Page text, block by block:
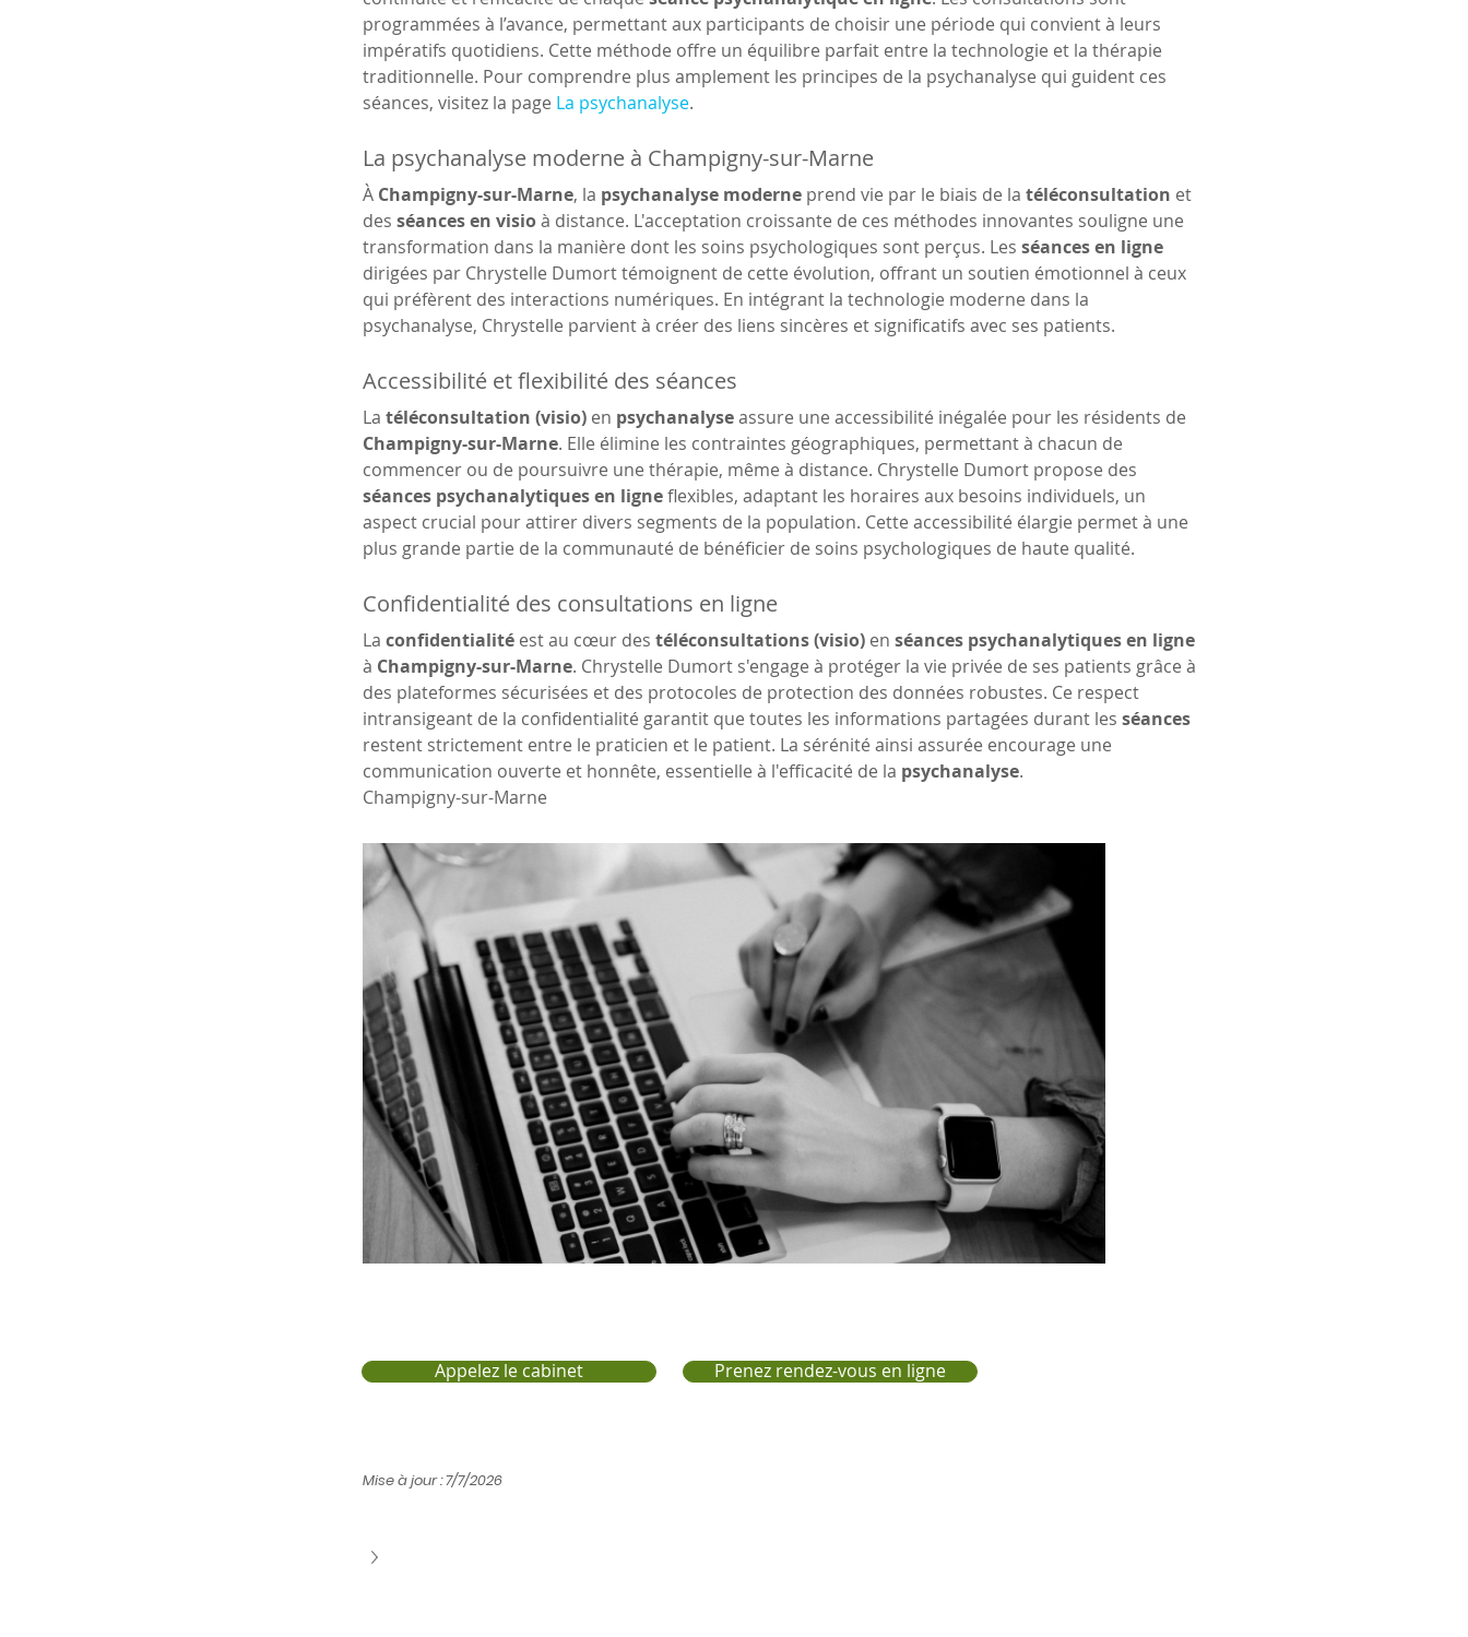
programmées à l’avance, permettant aux participants de choisir une période qui convient à leurs
impératifs quotidiens. Cette méthode offre un équilibre parfait entre la technologie et la thérapie
traditionnelle. Pour comprendre plus amplement les principes de la psychanalyse qui guident ces
séances, visitez la page La psychanalyse.
La psychanalyse moderne à Champigny-sur-Marne
À Champigny-sur-Marne, la psychanalyse moderne prend vie par le biais de la téléconsultation et
des séances en visio à distance. L'acceptation croissante de ces méthodes innovantes souligne une
transformation dans la manière dont les soins psychologiques sont perçus. Les séances en ligne
dirigées par Chrystelle Dumort témoignent de cette évolution, offrant un soutien émotionnel à ceux
qui préfèrent des interactions numériques. En intégrant la technologie moderne dans la
psychanalyse, Chrystelle parvient à créer des liens sincères et significatifs avec ses patients.
Accessibilité et flexibilité des séances
La téléconsultation (visio) en psychanalyse assure une accessibilité inégalée pour les résidents de
Champigny-sur-Marne. Elle élimine les contraintes géographiques, permettant à chacun de
commencer ou de poursuivre une thérapie, même à distance. Chrystelle Dumort propose des
séances psychanalytiques en ligne flexibles, adaptant les horaires aux besoins individuels, un
aspect crucial pour attirer divers segments de la population. Cette accessibilité élargie permet à une
plus grande partie de la communauté de bénéficier de soins psychologiques de haute qualité.
Confidentialité des consultations en ligne
La confidentialité est au cœur des téléconsultations (visio) en séances psychanalytiques en ligne
à Champigny-sur-Marne. Chrystelle Dumort s'engage à protéger la vie privée de ses patients grâce à
des plateformes sécurisées et des protocoles de protection des données robustes. Ce respect
intransigeant de la confidentialité garantit que toutes les informations partagées durant les séances
restent strictement entre le praticien et le patient. La sérénité ainsi assurée encourage une
communication ouverte et honnête, essentielle à l'efficacité de la psychanalyse.
Champigny-sur-Marne
Appelez le cabinet Prenez rendez-vous en ligne
Mise à jour : 7/7/2026